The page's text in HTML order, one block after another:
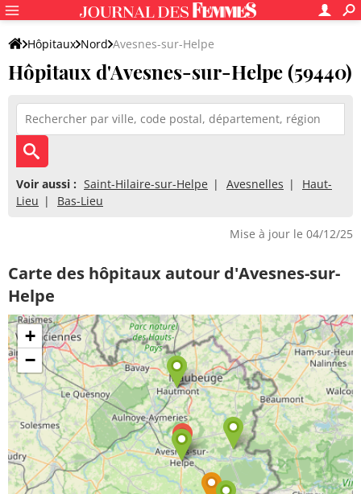
Hôpitaux Nord Avesnes-sur-Helpe
Hôpitaux d'Avesnes-sur-Helpe (59440)
Voir aussi : Saint-Hilaire-sur-Helpe Avesnelles
Haut-
Lieu
Bas-Lieu
Mise à jour le 04/12/25
Carte des hôpitaux autour d'Avesnes-sur-
Helpe
+
−